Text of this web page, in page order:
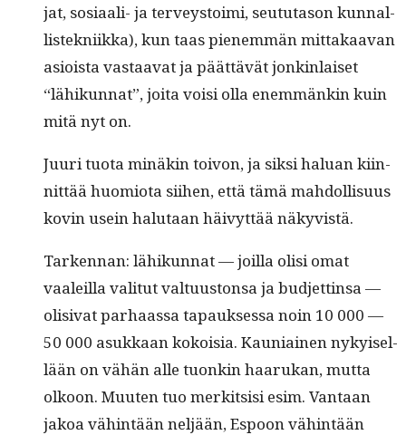
jat, sosi­aali- ja ter­veystoi­mi, seu­tu­ta­son kun­nal­
lis­tekni­ik­ka), kun taas pienem­män mit­takaa­van
asioista vas­taa­vat ja päät­tävät jonkin­laiset
“lähikun­nat”, joi­ta voisi olla enem­mänkin kuin
mitä nyt on.
Juuri tuo­ta minäkin toivon, ja sik­si halu­an kiin­
nit­tää huomio­ta siihen, että tämä mah­dol­lisu­us
kovin usein halu­taan häivyt­tää näkyvistä.
Tarken­nan: lähikun­nat — joil­la olisi omat
vaaleil­la val­i­tut val­tu­us­ton­sa ja bud­jet­tin­sa —
oli­si­vat parhaas­sa tapauk­ses­sa noin 10 000 —
50 000 asukkaan kokoisia. Kau­ni­ainen nykyisel­
lään on vähän alle tuonkin haarukan, mut­ta
olkoon. Muuten tuo merk­it­sisi esim. Van­taan
jakoa vähin­tään neljään, Espoon vähin­tään